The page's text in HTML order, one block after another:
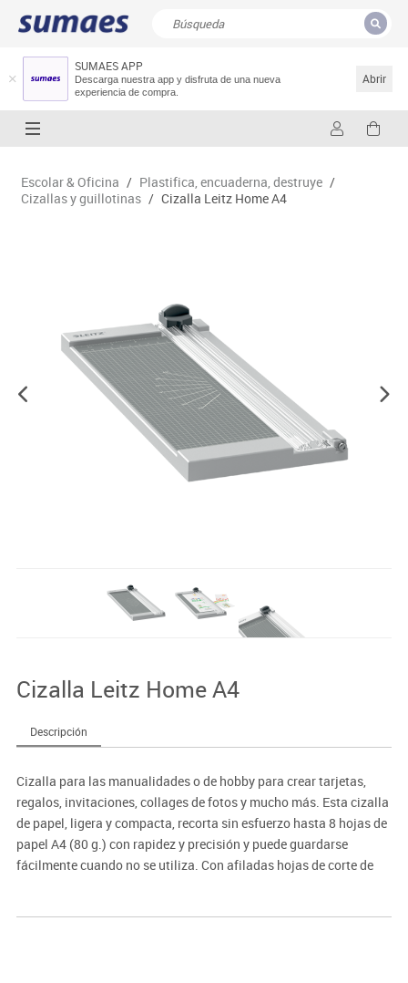
SUMAES APP
Descarga nuestra app y disfruta de una nueva
experiencia de compra.
Abrir
Resultados de la búsqueda
Escolar & Oficina / Plastifica, encuaderna, destruye /
Cizallas y guillotinas / Cizalla Leitz Home A4
Cizalla Leitz Home A4
Descripción
Cizalla para las manualidades o de hobby para crear tarjetas,
regalos, invitaciones, collages de fotos y mucho más. Esta cizalla
de papel, ligera y compacta, recorta sin esfuerzo hasta 8 hojas de
papel A4 (80 g.) con rapidez y precisión y puede guardarse
fácilmente cuando no se utiliza. Con afiladas hojas de corte de